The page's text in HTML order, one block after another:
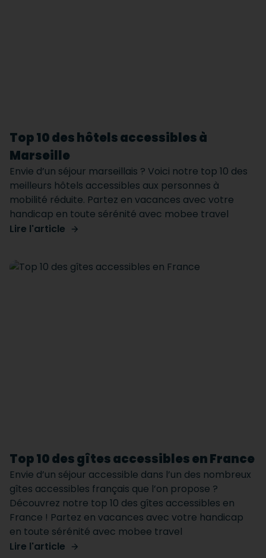
Top 10 des hôtels accessibles à
Marseille
Envie d’un séjour marseillais ? Voici notre top 10 des
meilleurs hôtels accessibles aux personnes à
mobilité réduite. Partez en vacances avec votre
handicap en toute sérénité avec mobee travel
Lire l'article
Top 10 des gîtes accessibles en France
Envie d’un séjour accessible dans l’un des nombreux
gîtes accessibles français que l’on propose ?
Découvrez notre top 10 des gîtes accessibles en
France ! Partez en vacances avec votre handicap
en toute sérénité avec mobee travel
Lire l'article